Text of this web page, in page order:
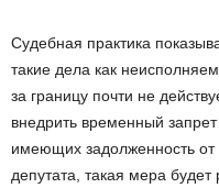
Судебная практика
такие дела как
за границу почти не
внедрить временный
имеющих задолженность
депутата, такая мера